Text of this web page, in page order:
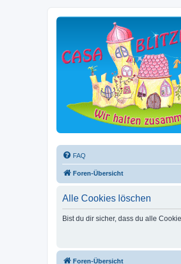
FAQ
Foren-Übersicht
Alle Cookies löschen
Bist du dir sicher, dass du alle
Foren-Übersicht